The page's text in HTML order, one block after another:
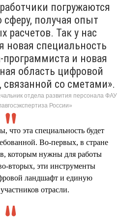
погружаются
сферу, получая опыт
расчетов. Так у нас
новая специальность
программиста и новая
область цифровой
связанной со сметами».
отдела развития персонала ФАУ
России»
что эта специальность будет
Во-первых, в стране
которым нужны для работы
вторых, эти инструменты
ландшафт и единую
отрасли.